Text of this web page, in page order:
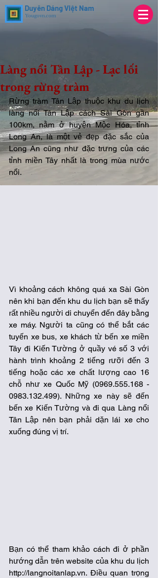
Duyên Dáng Việt Nam
Yougovn.com
Làng nổi Tân Lập - Lạc lối
trong rừng tràm
Rừng tràm Tân Lập thuộc khu du lịch
làng nổi Tân Lập cách Sài Gòn gần
100km, nằm ở huyện Mộc Hóa, tỉnh
Long An, là một vẻ đẹp đặc sắc của
Long An cũng như đặc trưng của các
tỉnh miền Tây nhất là trong mùa nước
nổi.
Vì khoảng cách không quá xa Sài Gòn
nên khi bạn đến khu du lịch bạn sẽ thấy
rất nhiều người di chuyển đến đây bằng
xe máy. Người ta cũng có thể bắt các
tuyến xe bus, xe khách từ bến xe miền
Tây đi Kiến Tường ở quầy vé số 3 với
hành trình khoảng 2 tiếng rưỡi đến 3
tiếng hoặc các xe chất lượng cao 16
chỗ như xe Quốc Mỹ (0969.555.168 -
0983.132.499). Những xe này sẽ đến
bến xe Kiến Tường và đi qua Làng nổi
Tân Lập nên bạn phải dặn lái xe cho
xuống đúng vị trí.
Bạn có thể tham khảo cách đi ở phần
hướng dẫn trên website của khu du lịch
http://langnoitanlap.vn. Điều quan trọng